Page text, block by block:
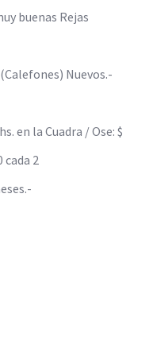
buenas Rejas
Nuevos.-
en la Cuadra / Ose: $
cada 2